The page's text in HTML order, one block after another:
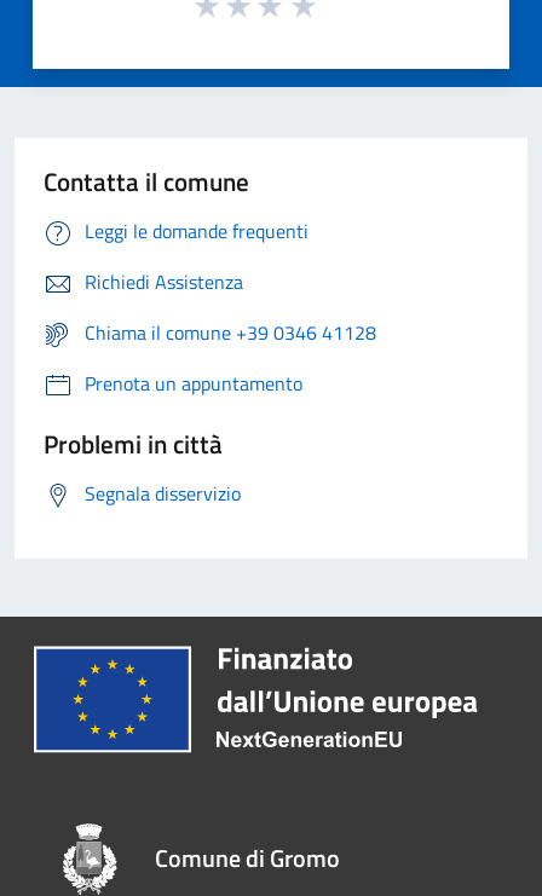
Contatta il comune
Leggi le domande frequenti
Richiedi Assistenza
Chiama il comune +39 0346 41128
Prenota un appuntamento
Problemi in città
Segnala disservizio
Comune di Gromo